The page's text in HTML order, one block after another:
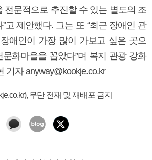
전문적으로 추진할 수 있는 별도의 조
고 제안했다. 그는 또 “최근 장애인 관
애인이 가장 많이 가보고 싶은 곳으
화마을을 꼽았다”며 복지 관광 강화
기자 anyway@kookje.co.kr
무단 전재 및 재배포 금지